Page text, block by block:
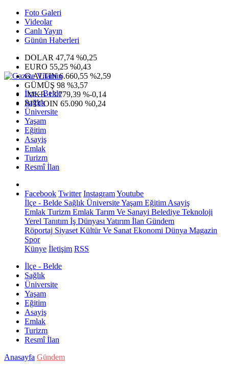
Foto Galeri
Videolar
Canlı Yayın
Günün Haberleri
DOLAR 47,74 %0,25
EURO 55,25 %0,43
G.ALTIN6.660,55 %2,59
GÜMÜŞ 98 %3,57
IMKB13.779,39 %-0,14
BITCOIN 65.090 %0,24
İlçe - Belde
Sağlık
Üniversite
Yaşam
Eğitim
Asayiş
Emlak
Turizm
Resmî İlan
Facebook Twitter InstagramYoutube
İlçe - Belde Sağlık ÜniversiteYaşam Eğitim Asayiş
Emlak Turizm Emlak Tarım Ve Sanayi Belediye Teknoloji
Yerel Tanıtım İş Dünyası Yatırım İlan Gündem
Röportaj Siyaset Kültür Ve Sanat Ekonomi Dünya Magazin
Spor
Künye İletişim RSS
İlçe - Belde
Sağlık
Üniversite
Yaşam
Eğitim
Asayiş
Emlak
Turizm
Resmî İlan
Anasayfa Gündem